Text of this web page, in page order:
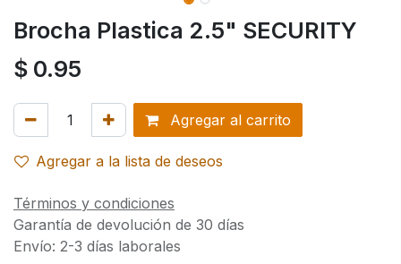
Brocha Plastica 2.5" SECURITY
$ 0.95
Agregar al carrito
Agregar a la lista de deseos
Términos y condiciones
Garantía de devolución de 30 días
Envío: 2-3 días laborales